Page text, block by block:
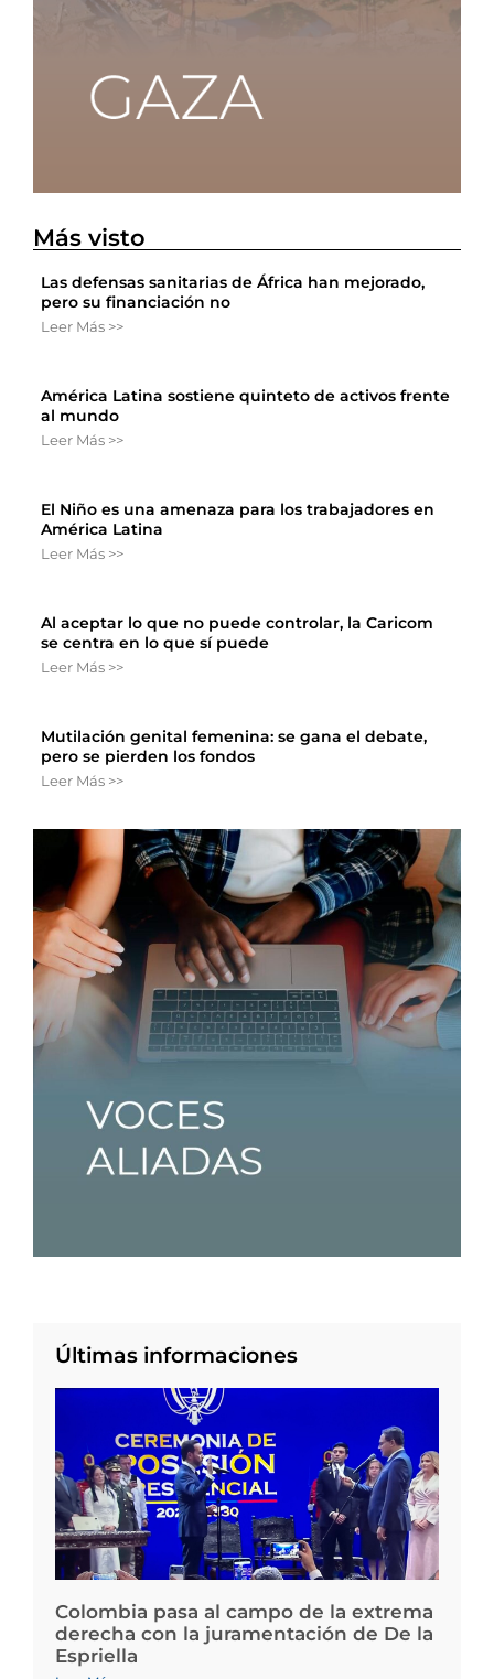
Más visto
Las defensas sanitarias de África han mejorado,
pero su financiación no
Leer Más >>
América Latina sostiene quinteto de activos frente
al mundo
Leer Más >>
El Niño es una amenaza para los trabajadores en
América Latina
Leer Más >>
Al aceptar lo que no puede controlar, la Caricom
se centra en lo que sí puede
Leer Más >>
Mutilación genital femenina: se gana el debate,
pero se pierden los fondos
Leer Más >>
Últimas informaciones
Colombia pasa al campo de la extrema
derecha con la juramentación de De la
Espriella